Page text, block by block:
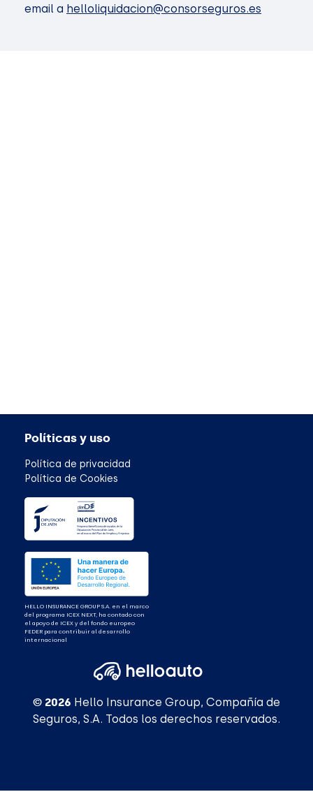
email a helloliquidacion@consorseguros.es
HELLO INSURANCE GROUP S.A. en el marco
del programa ICEX NEXT, ha contado con
el apoyo de ICEX y del fondo europeo
FEDER para contribuir al desarrollo
internacional
Políticas y uso
Política de privacidad
Política de Cookies
© 2026 Hello Insurance Group, Compañía de
Seguros, S.A. Todos los derechos reservados.